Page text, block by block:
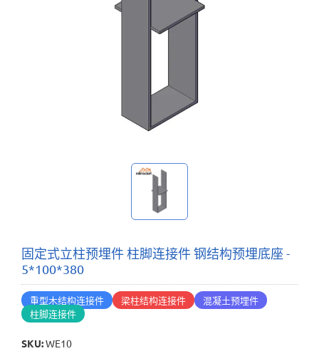
固定式立柱预埋件 柱脚连接件 钢结构预埋底座 -
5*100*380
重型木结构连接件 梁柱结构连接件
混凝土预埋件
柱脚连接件
SKU:WE10